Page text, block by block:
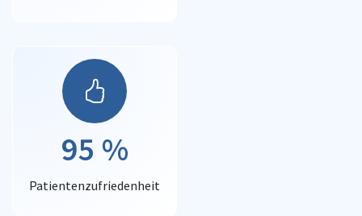
95 %
Patientenzufriedenheit